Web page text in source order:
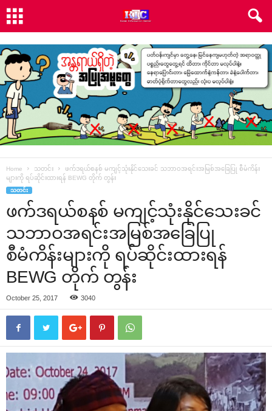
Home သတင်း
ဖက်ဒရယ်စနစ် မကျင့်သုံးနိုင်‌သေးခင် သဘာဝအရင်းအမြစ်အ‌ခြေပြု စီမံကိန်း
များကို ရပ်ဆိုင်းထားရန် BEWG တိုက် တွန်း
သတင်း
ဖက်ဒရယ်စနစ် မကျင့်သုံးနိုင်‌သေးခင်
သဘာဝအရင်းအမြစ်အ‌ခြေပြု
စီမံကိန်းများကို ရပ်ဆိုင်းထားရန်
BEWG တိုက် တွန်း
October 25, 2017 3040